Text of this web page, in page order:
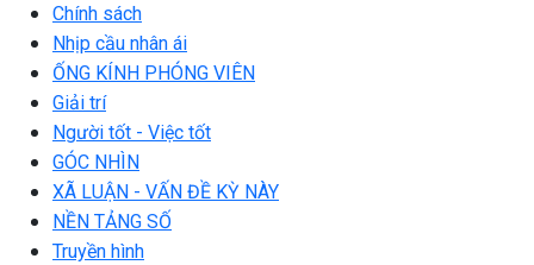
Chính sách
Nhịp cầu nhân ái
ỐNG KÍNH PHÓNG VIÊN
Giải trí
Người tốt - Việc tốt
GÓC NHÌN
XÃ LUẬN - VẤN ĐỀ KỲ NÀY
NỀN TẢNG SỐ
Truyền hình